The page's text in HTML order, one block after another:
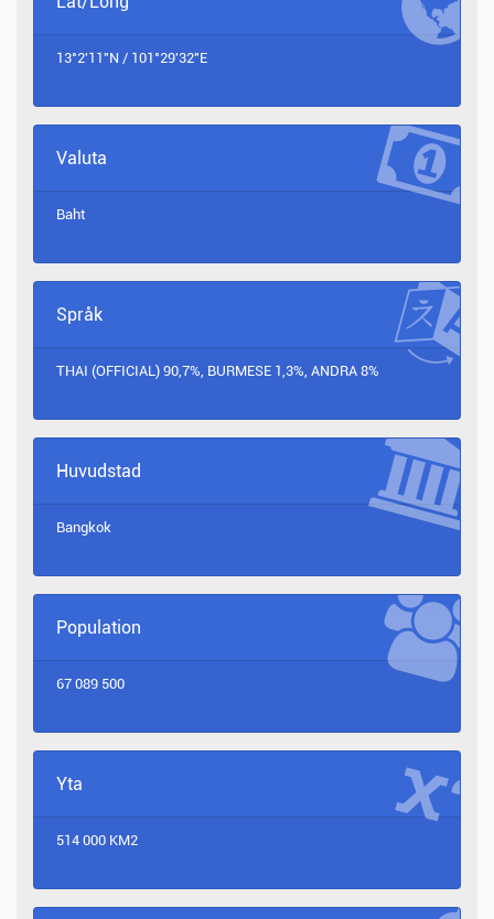
13°2'11"N / 101°29'32"E
Valuta
Baht
Språk
THAI (OFFICIAL) 90,7%, BURMESE 1,3%, ANDRA 8%
Huvudstad
Bangkok
Population
67 089 500
Yta
514 000 KM2